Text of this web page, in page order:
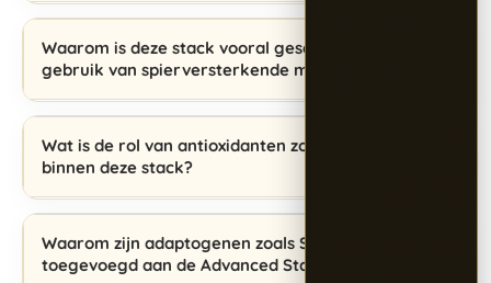
Waarom is deze stack vooral geschikt bij
gebruik van spierversterkende middelen?
Wat is de rol van antioxidanten zoals NAC
binnen deze stack?
Waarom zijn adaptogenen zoals Shilajit
toegevoegd aan de Advanced Stack?